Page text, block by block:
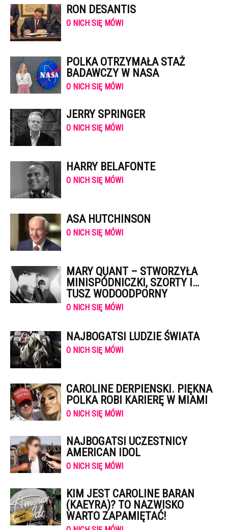
RON DESANTIS
O NICH SIĘ MÓWI
POLKA OTRZYMAŁA STAŻ
BADAWCZY W NASA
O NICH SIĘ MÓWI
JERRY SPRINGER
O NICH SIĘ MÓWI
HARRY BELAFONTE
O NICH SIĘ MÓWI
ASA HUTCHINSON
O NICH SIĘ MÓWI
MARY QUANT – STWORZYŁA
MINISPÓDNICZKI, SZORTY I…
TUSZ WODOODPORNY
O NICH SIĘ MÓWI
NAJBOGATSI LUDZIE ŚWIATA
O NICH SIĘ MÓWI
CAROLINE DERPIENSKI. PIĘKNA
POLKA ROBI KARIERĘ W MIAMI
O NICH SIĘ MÓWI
NAJBOGATSI UCZESTNICY
AMERICAN IDOL
O NICH SIĘ MÓWI
KIM JEST CAROLINE BARAN
(KAEYRA)? TO NAZWISKO
WARTO ZAPAMIĘTAĆ!